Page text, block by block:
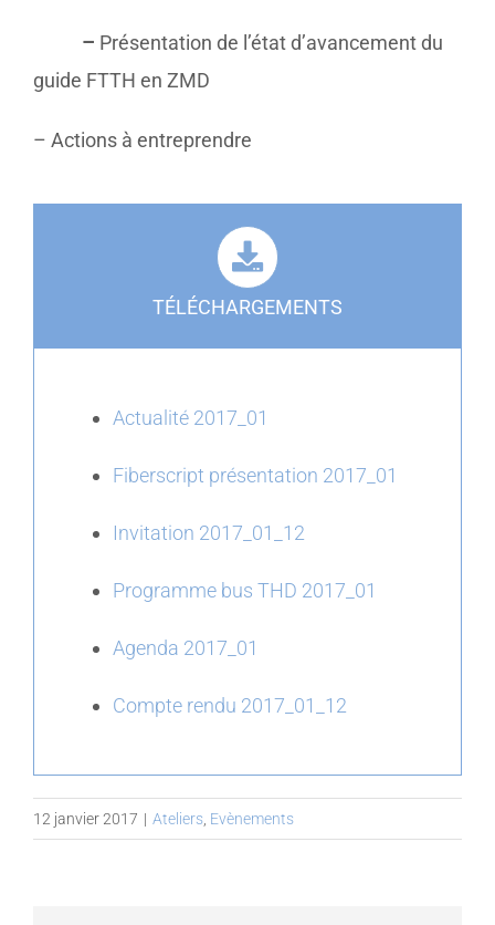
– Présentation de l’état d’avancement du
guide FTTH en ZMD
– Actions à entreprendre
TÉLÉCHARGEMENTS
Actualité 2017_01
Fiberscript présentation 2017_01
Invitation 2017_01_12
Programme bus THD 2017_01
Agenda 2017_01
Compte rendu 2017_01_12
12 janvier 2017 | Ateliers Evènements